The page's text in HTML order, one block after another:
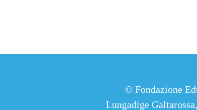
© Fondazione
Lungadige